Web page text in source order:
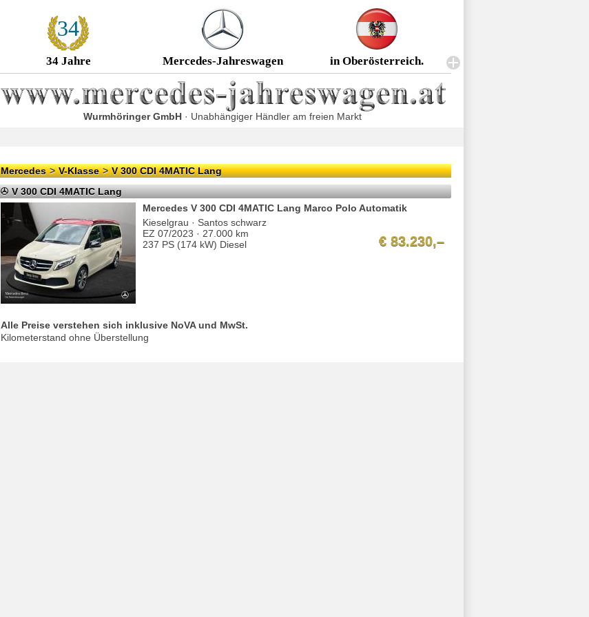
34
34 Jahre Mercedes-Jahreswagen in Oberösterreich.
Wurmhöringer GmbH · Unabhängiger Händler am freien Markt
Mercedes > V-Klasse > V 300 CDI 4MATIC Lang
V 300 CDI 4MATIC Lang
Mercedes V 300 CDI 4MATIC Lang Marco Polo Automatik
Kieselgrau · Santos schwarz
EZ 07/2023 · 27.000 km
237 PS (174 kW) Diesel
€ 83.230,–
Al­le Prei­se ver­ste­hen sich in­klu­si­ve No­VA und MwSt.
Ki­lo­me­ter­stand oh­ne Über­stel­lung